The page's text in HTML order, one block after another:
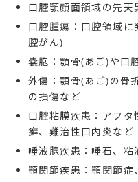
口腔顎顔面領域の先
口腔腫瘍：口腔領域
腔がん)
嚢胞：顎骨(あご)や口
外傷：顎骨(あご)の骨
の損傷など
口腔粘膜疾患：アフ
癬、難治性口内炎など
唾液腺疾患：唾石、
顎関節疾患：顎関節症